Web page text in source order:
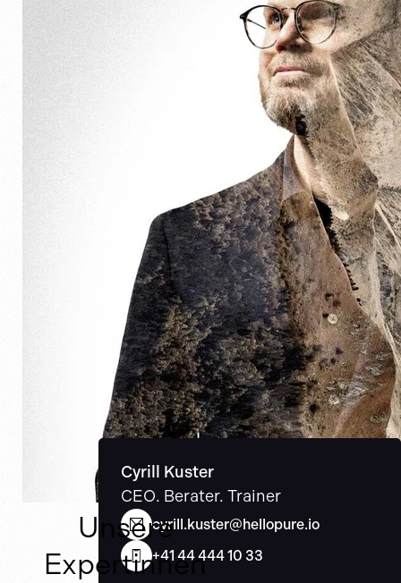
Cyrill Kuster
CEO. Berater. Trainer
cyrill.kuster@hellopure.io
+41 44 444 10 33
Unsere
Expertinnen